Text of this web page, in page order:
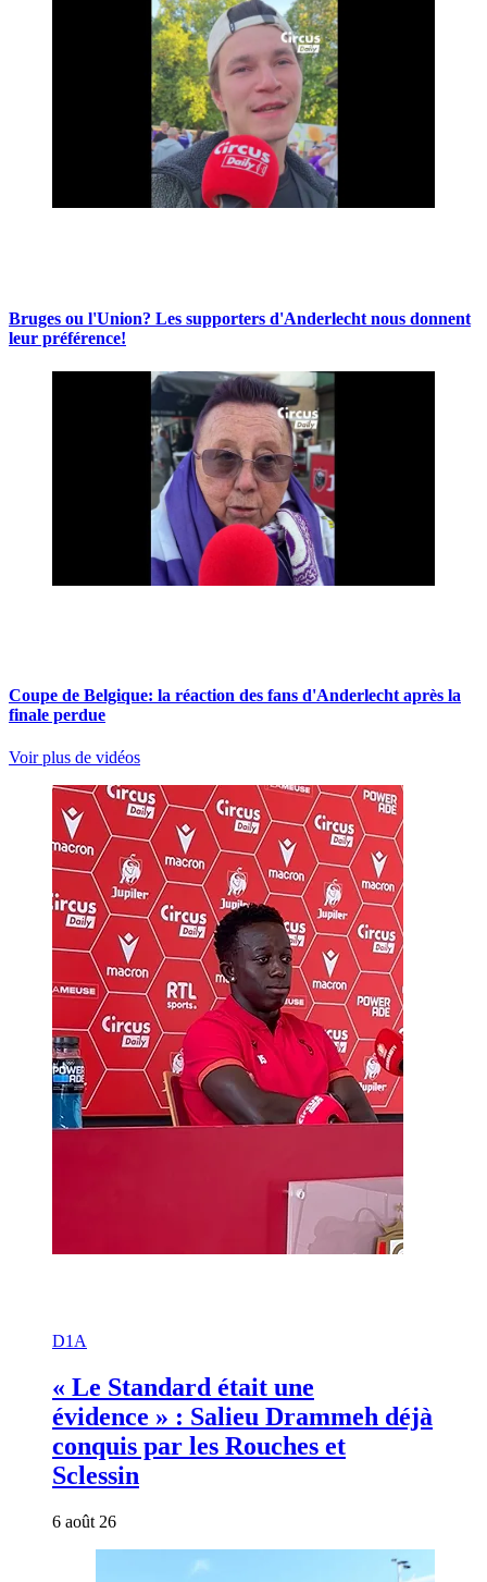
Bruges ou l'Union? Les supporters d'Anderlecht nous donnent
leur préférence!
Coupe de Belgique: la réaction des fans d'Anderlecht après la
finale perdue
Voir plus de vidéos
D1A
« Le Standard était une
évidence » : Salieu Drammeh déjà
conquis par les Rouches et
Sclessin
6 août 26